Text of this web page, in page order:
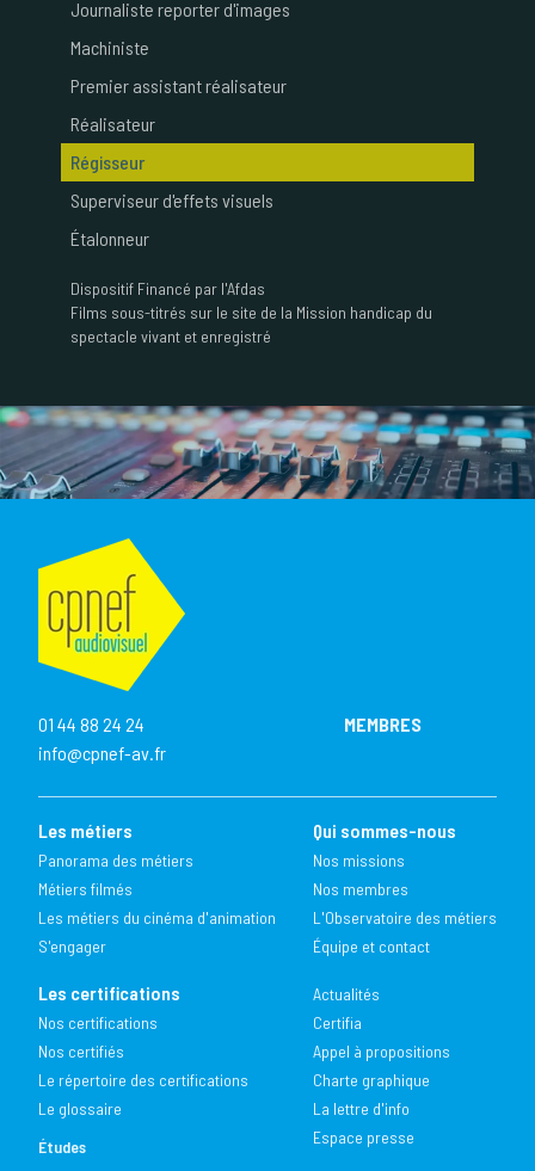
Journaliste reporter d'images
Machiniste
Premier assistant réalisateur
Réalisateur
Régisseur
Superviseur d'effets visuels
Étalonneur
Dispositif Financé par l'Afdas
Films sous-titrés sur le site de la Mission handicap du
spectacle vivant et enregistré
01 44 88 24 24
info@cpnef-av.fr
MEMBRES
Les métiers
Panorama des métiers
Métiers filmés
Les métiers du cinéma d'animation
S'engager
Les certifications
Nos certifications
Nos certifiés
Le répertoire des certifications
Le glossaire
Études
Qui sommes-nous
Nos missions
Nos membres
L'Observatoire des métiers
Équipe et contact
Actualités
Certifia
Appel à propositions
Charte graphique
La lettre d'info
Espace presse